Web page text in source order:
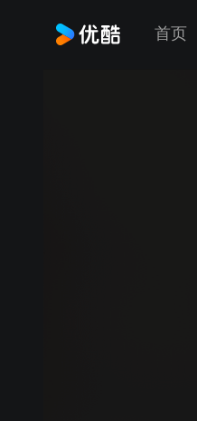
首页